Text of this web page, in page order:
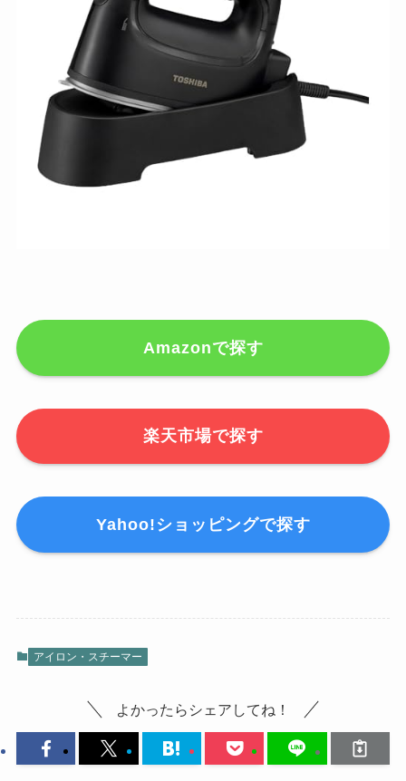
Amazonで探す
楽天市場で探す
Yahoo!ショッピングで探す
アイロン・スチーマー
よかったらシェアしてね！